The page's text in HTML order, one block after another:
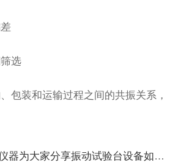
选
包装和运输过程之间的共振关系，
为大家分享振动试验台设备如何选型？